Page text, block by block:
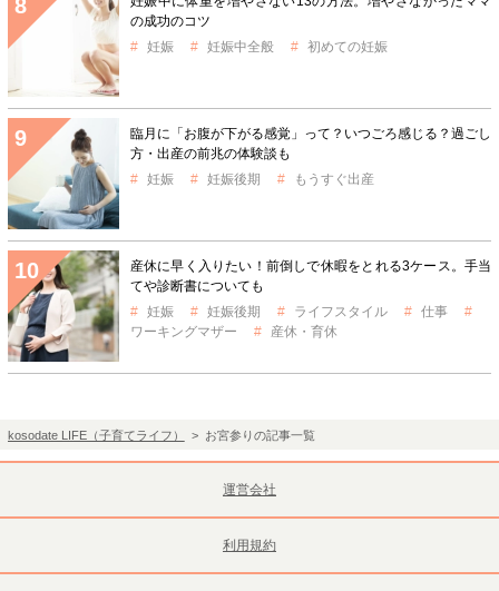
の成功のコツ
妊娠
妊娠中全般 初めての妊娠
臨月に「お腹が下がる感覚」って？いつごろ感じる？過ごし
方・出産の前兆の体験談も
妊娠
妊娠後期 もうすぐ出産
産休に早く入りたい！前倒しで休暇をとれる3ケース。手当
てや診断書についても
妊娠
妊娠後期 ライフスタイル
仕事
ワーキングマザー
産休・育休
kosodate LIFE（子育てライフ） > お宮参りの記事一覧
運営会社
利用規約